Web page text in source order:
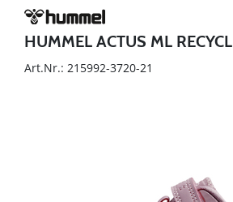
HUMMEL ACTUS ML
Art.Nr.: 215992-3720-21